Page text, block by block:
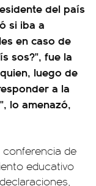
del país
si iba a
en caso de
sos?", fue la
luego de
a la
lo amenazó,
conferencia de
educativo